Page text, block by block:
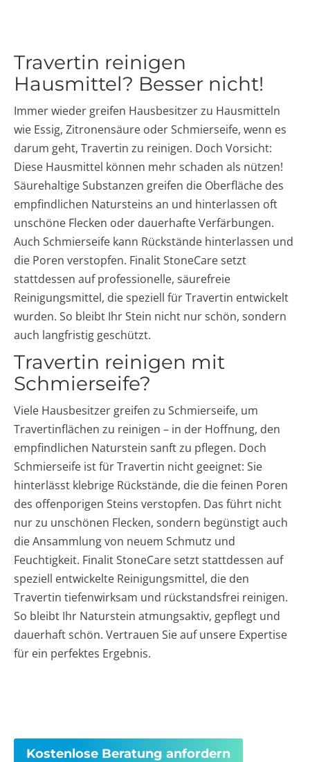
Travertin reinigen
Hausmittel? Besser nicht!
Immer wieder greifen Hausbesitzer zu Hausmitteln
wie Essig, Zitronensäure oder Schmierseife, wenn es
darum geht, Travertin zu reinigen. Doch Vorsicht:
Diese Hausmittel können mehr schaden als nützen!
Säurehaltige Substanzen greifen die Oberfläche des
empfindlichen Natursteins an und hinterlassen oft
unschöne Flecken oder dauerhafte Verfärbungen.
Auch Schmierseife kann Rückstände hinterlassen und
die Poren verstopfen. Finalit StoneCare setzt
stattdessen auf professionelle, säurefreie
Reinigungsmittel, die speziell für Travertin entwickelt
wurden. So bleibt Ihr Stein nicht nur schön, sondern
auch langfristig geschützt.
Travertin reinigen mit
Schmierseife?
Viele Hausbesitzer greifen zu Schmierseife, um
Travertinflächen zu reinigen – in der Hoffnung, den
empfindlichen Naturstein sanft zu pflegen. Doch
Schmierseife ist für Travertin nicht geeignet: Sie
hinterlässt klebrige Rückstände, die die feinen Poren
des offenporigen Steins verstopfen. Das führt nicht
nur zu unschönen Flecken, sondern begünstigt auch
die Ansammlung von neuem Schmutz und
Feuchtigkeit. Finalit StoneCare setzt stattdessen auf
speziell entwickelte Reinigungsmittel, die den
Travertin tiefenwirksam und rückstandsfrei reinigen.
So bleibt Ihr Naturstein atmungsaktiv, gepflegt und
dauerhaft schön. Vertrauen Sie auf unsere Expertise
für ein perfektes Ergebnis.
Kostenlose Beratung anfordern